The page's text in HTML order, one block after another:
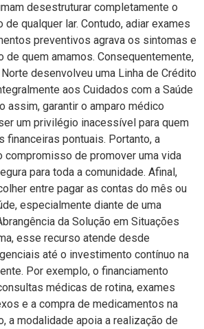
desestruturar completamente o
de qualquer lar. Contudo, adiar exames
preventivos agrava os sintomas e
de quem amamos. Consequentemente,
desenvolveu uma Linha de Crédito
aos Cuidados com a Saúde
assim, garantir o amparo médico
um privilégio inacessível para quem
financeiras pontuais. Portanto, a
compromisso de promover uma vida
para toda a comunidade. Afinal,
entre pagar as contas do mês ou
especialmente diante de uma
da Solução em Situações
esse recurso atende desde
até o investimento contínuo na
Por exemplo, o financiamento
médicas de rotina, exames
e a compra de medicamentos na
a modalidade apoia a realização de